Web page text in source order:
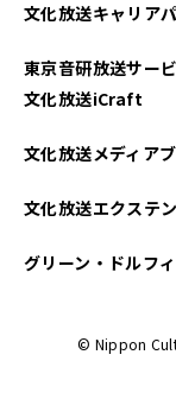
文化放送キャリア
東京音研放送サー
文化放送iCraft
文化放送メディア
文化放送エクステ
グリーン・ドルフ
© Nippon